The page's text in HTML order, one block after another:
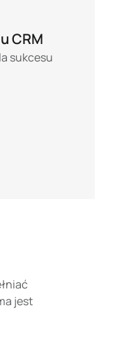
CRM
sukcesu
jest